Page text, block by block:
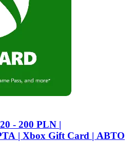
- 200 PLN |
| Xbox Gift Card | АВТО